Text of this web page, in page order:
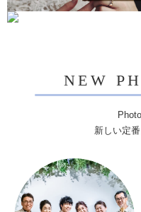
NEW
新しい定